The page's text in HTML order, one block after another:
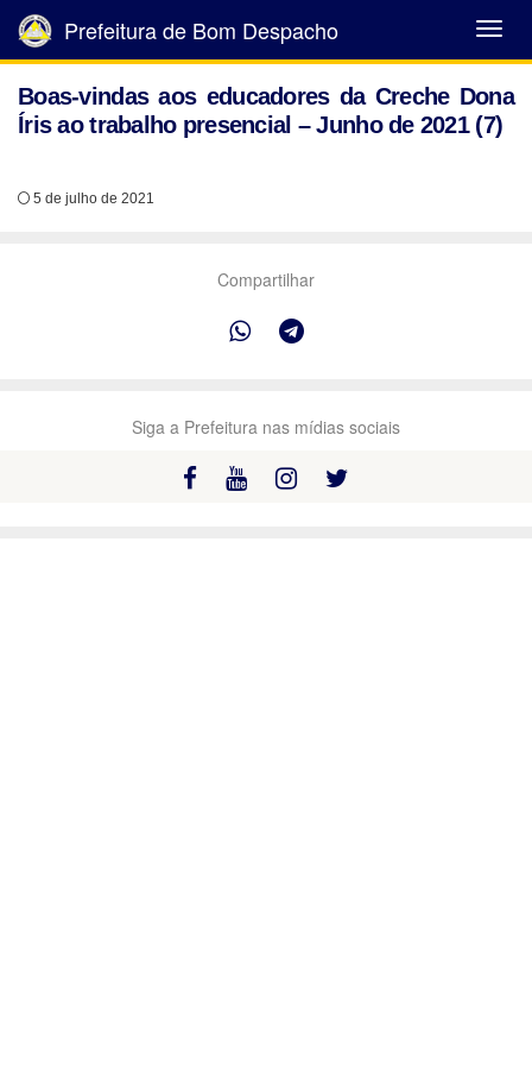
Abrir
Menu
Prefeitura de Bom Despacho
Boas-vindas aos educadores da Creche Dona
Íris ao trabalho presencial – Junho de 2021 (7)
5 de julho de 2021
Compartilhar
Siga a Prefeitura nas mídias sociais